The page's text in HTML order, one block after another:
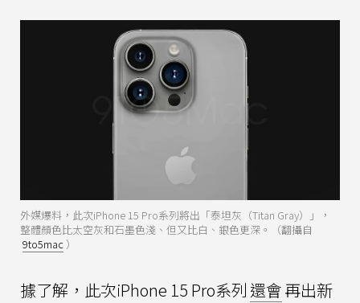
外媒爆料，此次iPhone 15 Pro系列將出「泰坦灰（Titan Gray）」，
整體顏色比太空灰和石墨色淺、但又比白、銀色更深。（翻攝自
9to5mac ）
據了解，此次iPhone 15 Pro系列 還會再出新